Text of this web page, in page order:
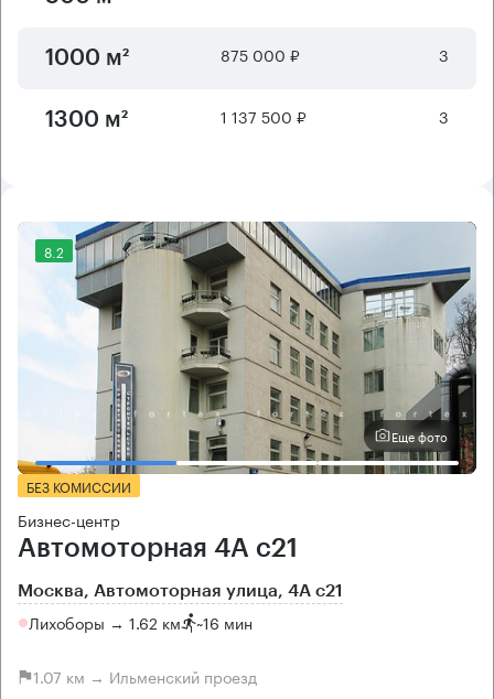
1000 м² 875 000 ₽ 3
1300 м² 1 137 500 ₽ 3
8.2
Еще фото
БЕЗ КОМИССИИ
Бизнес-центр
Автомоторная 4А с21
Москва, Автомоторная улица, 4А с21
Лихоборы → 1.62 км ~16 мин
1.07 км → Ильменский проезд